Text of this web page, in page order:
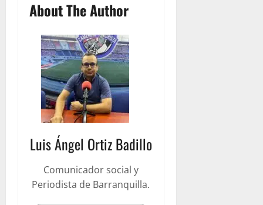
About The Author
Luis Ángel Ortiz Badillo
Comunicador social y
Periodista de Barranquilla.